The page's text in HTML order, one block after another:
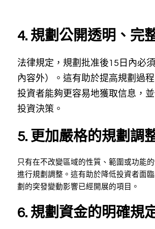
4. 規劃公開透明、完
法律規定，規劃批准後15日內必
內容外）。這有助於提高規劃過
投資者能夠更容易地獲取信息，
投資決策。
5. 更加嚴格的規劃調
只有在不改變區域的性質、範圍或功能
進行規劃調整。這有助於降低投資者面
劃的突發變動影響已經開展的項目。
6. 規劃資金的明確規